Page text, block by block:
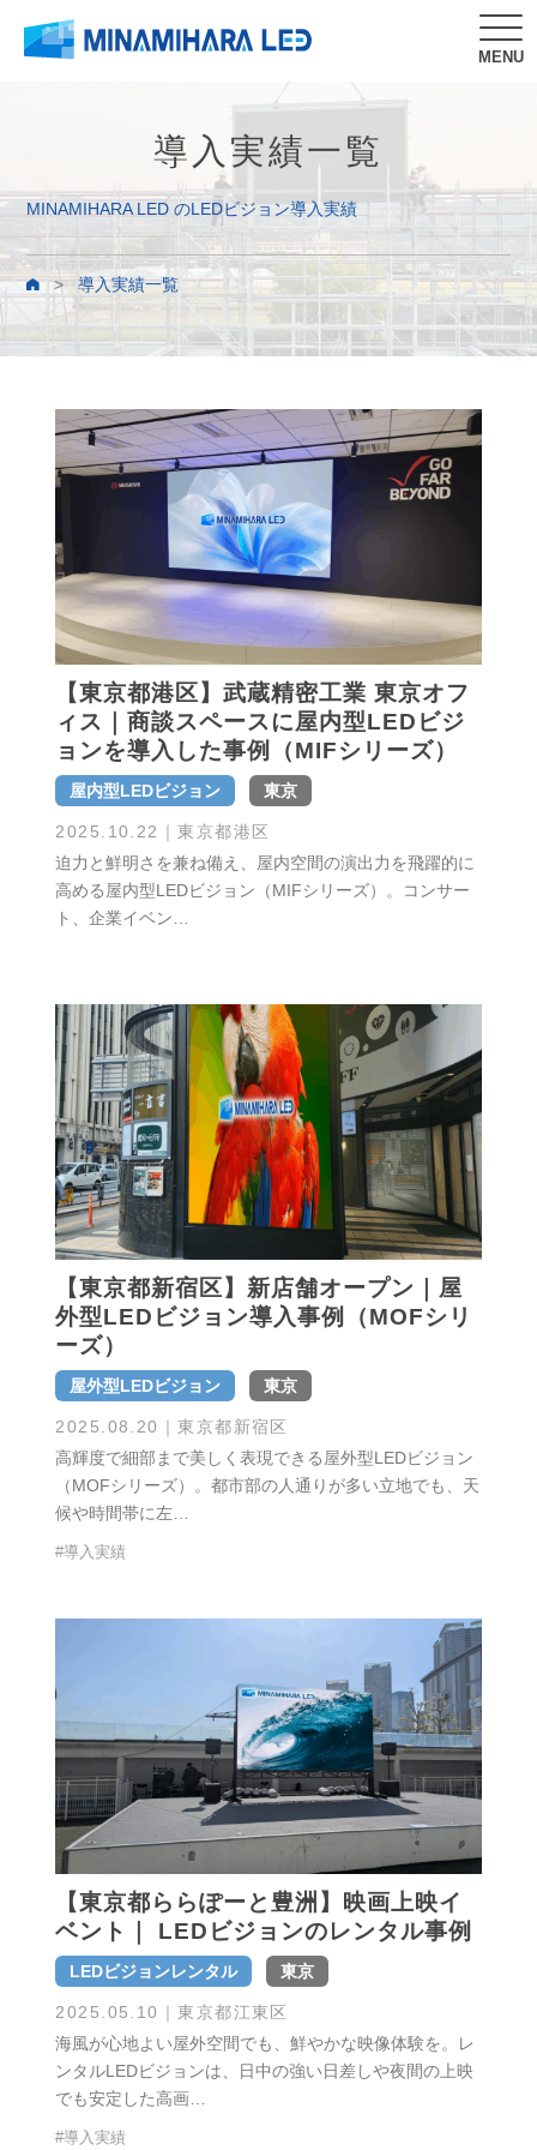
MENU
導入実績一覧
MINAMIHARA LED のLEDビジョン導入実績
> 導入実績一覧
【東京都港区】武蔵精密工業 東京オフ
ィス｜商談スペースに屋内型LEDビジ
ョンを導入した事例（MIFシリーズ）
屋内型LEDビジョン 東京
2025.10.22
｜東京都港区
迫力と鮮明さを兼ね備え、屋内空間の演出力を飛躍的に
高める屋内型LEDビジョン（MIFシリーズ）。コンサー
ト、企業イベン…
【東京都新宿区】新店舗オープン｜屋
外型LEDビジョン導入事例（MOFシリ
ーズ）
屋外型LEDビジョン 東京
2025.08.20
｜東京都新宿区
高輝度で細部まで美しく表現できる屋外型LEDビジョン
（MOFシリーズ）。都市部の人通りが多い立地でも、天
候や時間帯に左…
#導入実績
【東京都ららぽーと豊洲】映画上映イ
ベント｜ LEDビジョンのレンタル事例
LEDビジョンレンタル 東京
2025.05.10
｜東京都江東区
海風が心地よい屋外空間でも、鮮やかな映像体験を。レ
ンタルLEDビジョンは、日中の強い日差しや夜間の上映
でも安定した高画…
#導入実績